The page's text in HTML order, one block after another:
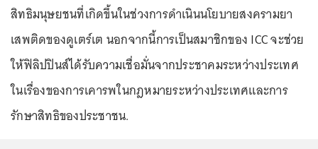
สิทธิมนุษยชนที่เกิดขึ้นในช่วงการดำเนินนโยบายสงครามยา
เสพติดของดูเตร์เต นอกจากนี้การเป็นสมาชิกของ ICC จะช่วย
ให้ฟิลิปปินส์ได้รับความเชื่อมั่นจากประชาคมระหว่างประเทศ
ในเรื่องของการเคารพในกฎหมายระหว่างประเทศและการ
รักษาสิทธิของประชาชน.